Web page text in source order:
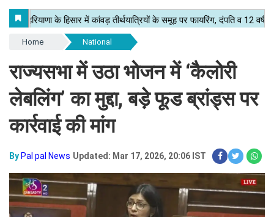
Home National
राज्यसभा में उठा भोजन में ‘कैलोरी
लेबलिंग’ का मुद्दा, बड़े फूड ब्रांड्स पर
कार्रवाई की मांग​​​​​​​
By Pal pal News Updated: Mar 17, 2026, 20:06 IST